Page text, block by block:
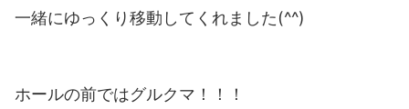
一緒にゆっくり移動してくれました(^^)
ホールの前ではグルクマ！！！